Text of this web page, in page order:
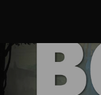
Post
navigation